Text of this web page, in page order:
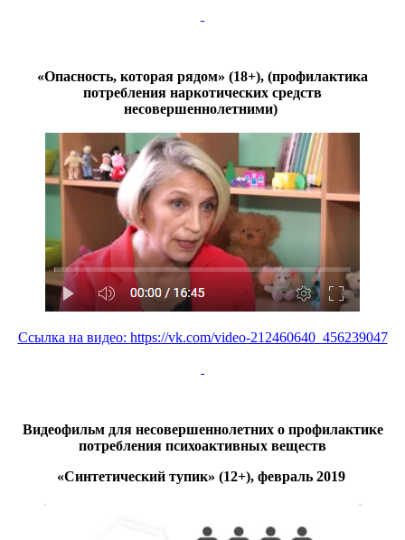
«Опасность, которая рядом» (18+), (профилактика
потребления наркотических средств
несовершеннолетними)
Ссылка на видео: https://vk.com/video-212460640_456239047
Видеофильм для несовершеннолетних о профилактике
потребления психоактивных веществ
«Синтетический тупик» (12+), февраль 2019